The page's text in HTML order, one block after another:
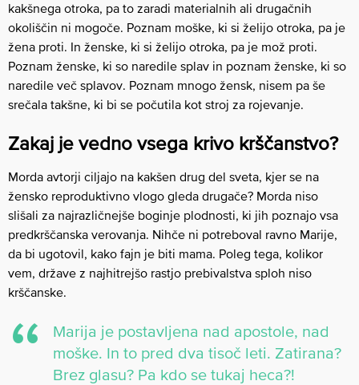
kakšnega otroka, pa to zaradi materialnih ali drugačnih
okoliščin ni mogoče. Poznam moške, ki si želijo otroka, pa je
žena proti. In ženske, ki si želijo otroka, pa je mož proti.
Poznam ženske, ki so naredile splav in poznam ženske, ki so
naredile več splavov. Poznam mnogo žensk, nisem pa še
srečala takšne, ki bi se počutila kot stroj za rojevanje.
Zakaj je vedno vsega krivo krščanstvo?
Morda avtorji ciljajo na kakšen drug del sveta, kjer se na
žensko reproduktivno vlogo gleda drugače? Morda niso
slišali za najrazličnejše boginje plodnosti, ki jih poznajo vsa
predkrščanska verovanja. Nihče ni potreboval ravno Marije,
da bi ugotovil, kako fajn je biti mama. Poleg tega, kolikor
vem, države z najhitrejšo rastjo prebivalstva sploh niso
krščanske.
Marija je postavljena nad apostole, nad
moške. In to pred dva tisoč leti. Zatirana?
Brez glasu? Pa kdo se tukaj heca?!